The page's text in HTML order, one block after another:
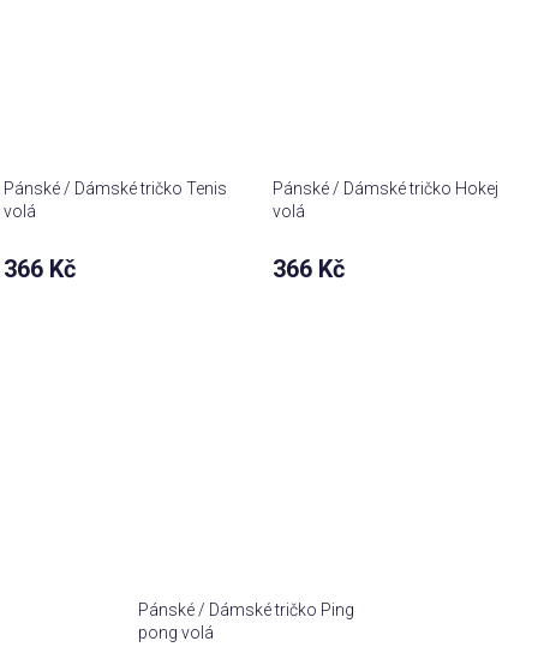
Pánské / Dámské tričko Tenis
volá
366 Kč
Pánské / Dámské tričko Hokej
volá
366 Kč
Pánské / Dámské tričko Ping
pong volá